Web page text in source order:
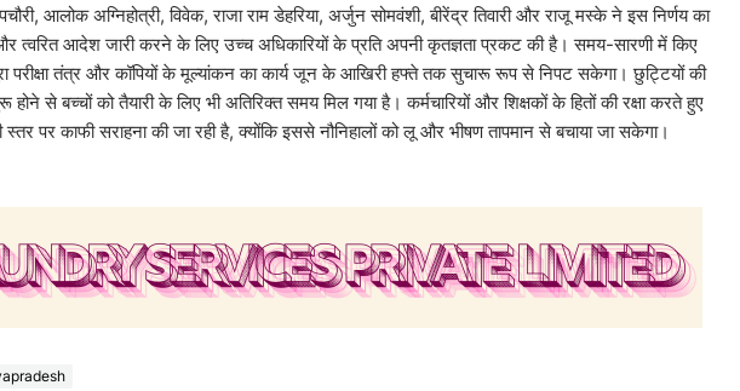
आलोक अग्निहोत्री, विवेक, राजा राम डेहरिया, अर्जुन सोमवंशी, बीरेंद्र तिवारी और राजू मस्के ने इस निर्णय का
त्वरित आदेश जारी करने के लिए उच्च अधिकारियों के प्रति अपनी कृतज्ञता प्रकट की है। समय-सारणी में किए
परीक्षा तंत्र और कॉपियों के मूल्यांकन का कार्य जून के आखिरी हफ्ते तक सुचारू रूप से निपट सकेगा। छुट्टियों की
होने से बच्चों को तैयारी के लिए भी अतिरिक्त समय मिल गया है। कर्मचारियों और शिक्षकों के हितों की रक्षा करते हुए
पर काफी सराहना की जा रही है, क्योंकि इससे नौनिहालों को लू और भीषण तापमान से बचाया जा सकेगा।